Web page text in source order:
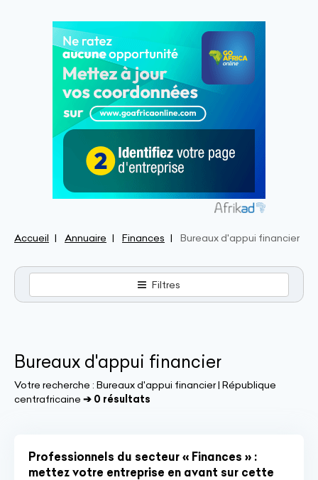
Accueil Annuaire Finances Bureaux d'appui financier
Filtres
Bureaux d'appui financier
Votre recherche : Bureaux d'appui financier | République
centrafricaine ➔ 0 résultats
Professionnels du secteur « Finances » :
mettez votre entreprise en avant sur cette